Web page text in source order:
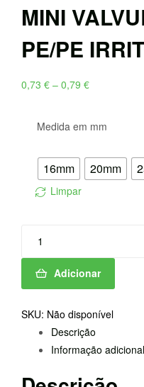
MINI
PE/PE
0,73 € – 0,79 €Price
0,79 €
Medida em mm
16mm 20mm
Limpar
MINI
VALVULA
PE/PE
IRRITEC
Adicionar
SKU: Não disponível
Descrição
Informação adicional